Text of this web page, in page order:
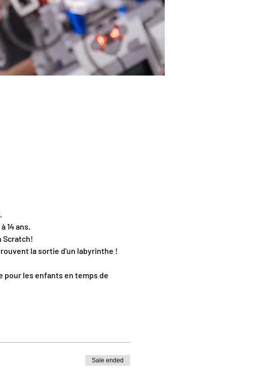
14 ans.
Scratch!
la sortie d'un labyrinthe !
pour les enfants en temps de
Sale ended